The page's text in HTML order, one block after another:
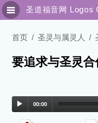
圣道福音网 Logos
圣灵与属灵人
专题讯息
解经园地
首页 圣灵与属灵人
要追求与圣灵合
00:00